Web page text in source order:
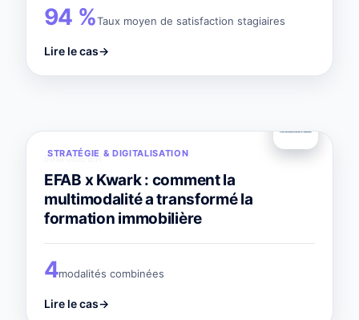
94 %Taux moyen de satisfaction stagiaires
Lire le cas→
STRATÉGIE & DIGITALISATION
IMMOBILIER
EFAB x Kwark : comment la
multimodalité a transformé la
formation immobilière
4modalités combinées
Lire le cas→